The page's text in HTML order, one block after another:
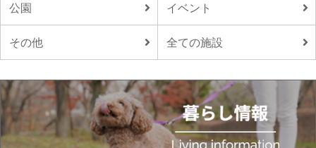
公園 イベント
その他 全ての施設